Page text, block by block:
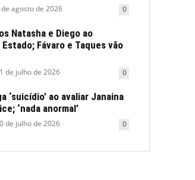
agosto de 2026 0
Natasha e Diego ao
Fávaro e Taques vão
de julho de 2026 0
‘suicídio’ ao avaliar Janaina
‘nada anormal’
de julho de 2026 0